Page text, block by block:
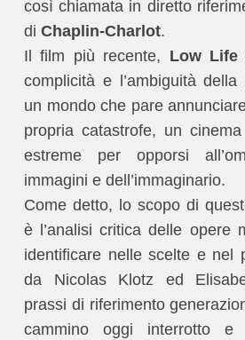
così chiamata in diretto
di Chaplin-Charlot.
Il film più recente, Low Life
complicità e l’ambiguità
un mondo che pare
propria catastrofe, un
estreme per opporsi
immagini e dell’immaginario.
Come detto, lo scopo di
è l’analisi critica delle opere
identificare nelle scelte e nel
da Nicolas Klotz ed
prassi di riferimento
cammino oggi interrotto e